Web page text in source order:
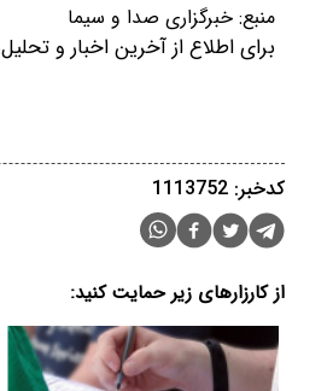
منبع: خبرگزاری صدا و سیما
برای اطلاع از آخرین اخبار و
کدخبر: 1113752
از کارزارهای زیر حمایت کنید: